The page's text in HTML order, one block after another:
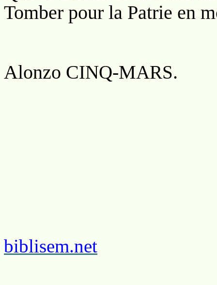
Tomber pour la Patrie en
Alonzo CINQ-MARS.
biblisem.net